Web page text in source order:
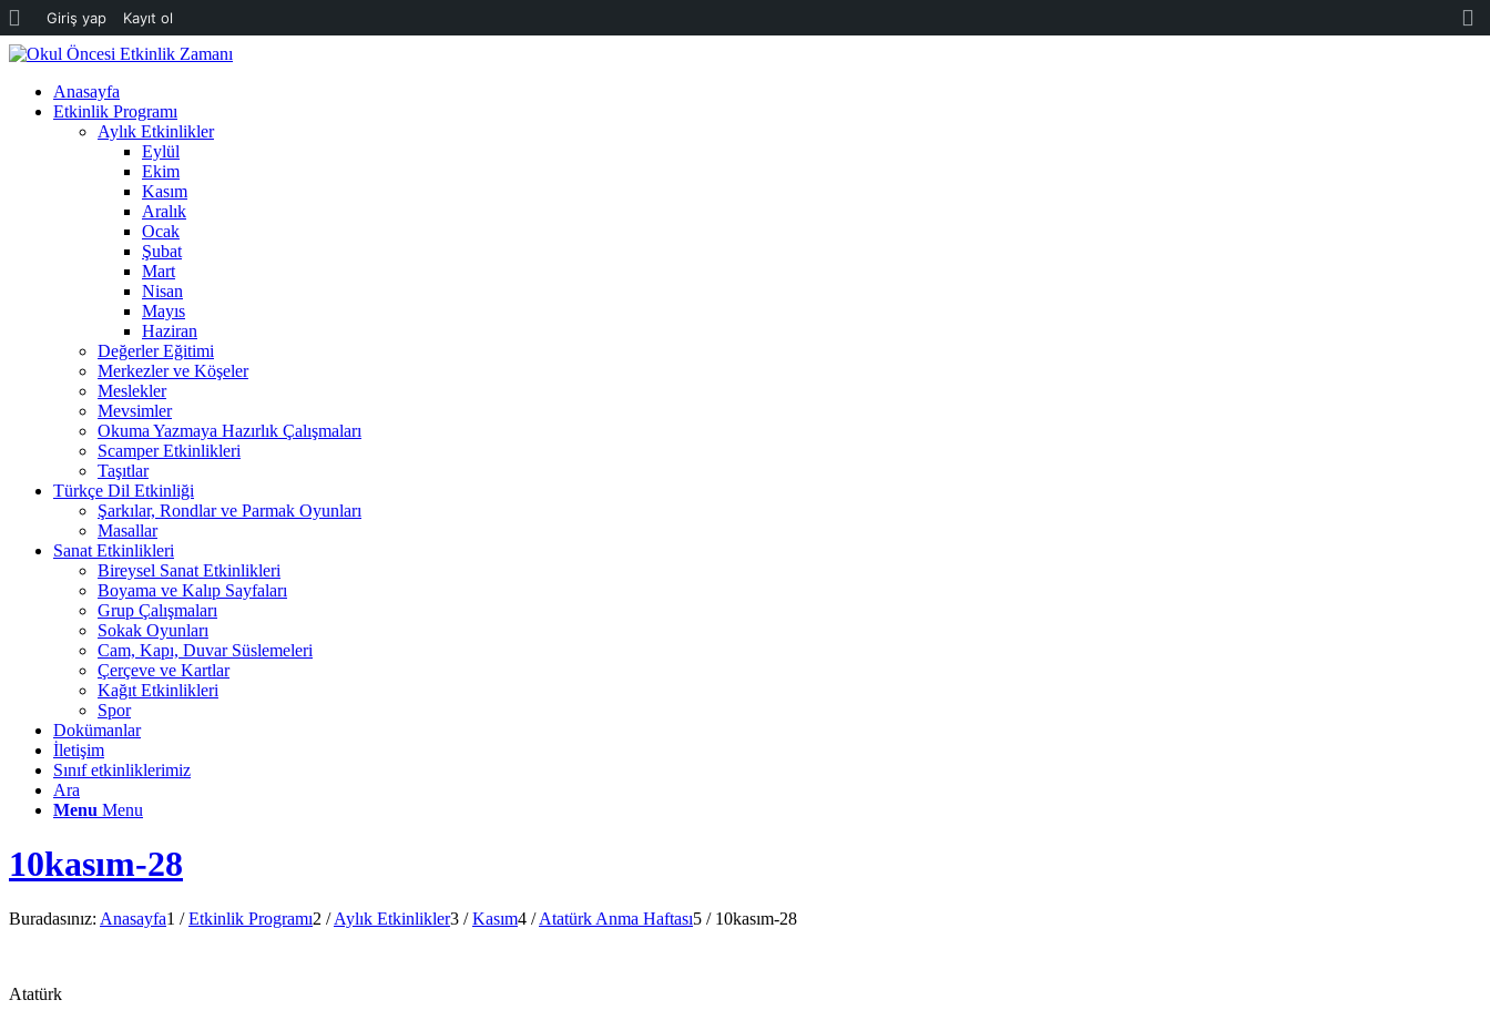
WordPress
hakkında
Giriş yap Kayıt ol
Anasayfa
Etkinlik Programı
Aylık Etkinlikler
Eylül
Ekim
Kasım
Aralık
Ocak
Şubat
Mart
Nisan
Mayıs
Haziran
Değerler Eğitimi
Merkezler ve Köşeler
Meslekler
Mevsimler
Okuma Yazmaya Hazırlık Çalışmaları
Scamper Etkinlikleri
Taşıtlar
Türkçe Dil Etkinliği
Şarkılar, Rondlar ve Parmak Oyunları
Masallar
Sanat Etkinlikleri
Bireysel Sanat Etkinlikleri
Boyama ve Kalıp Sayfaları
Grup Çalışmaları
Sokak Oyunları
Cam, Kapı, Duvar Süslemeleri
Çerçeve ve Kartlar
Kağıt Etkinlikleri
Spor
Dokümanlar
İletişim
Sınıf etkinliklerimiz
Ara
Menu Menu
10kasım-28
Buradasınız: Anasayfa1 / Etkinlik Programı2 / Aylık Etkinlikler3 / Kasım4 / Atatürk Anma Haftası5 / 10kasım-28
Atatürk